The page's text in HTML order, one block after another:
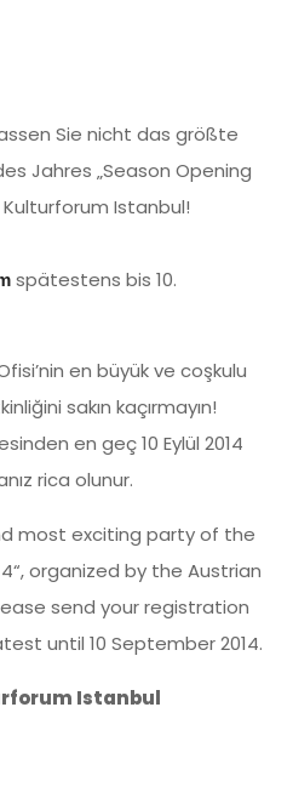
Sie nicht das größte
Jahres „Season Opening
Istanbul!
spätestens bis 10.
en büyük ve coşkulu
sakın kaçırmayın!
en geç 10 Eylül 2014
rica olunur.
most exciting party of the
organized by the Austrian
send your registration
until 10 September 2014.
Istanbul